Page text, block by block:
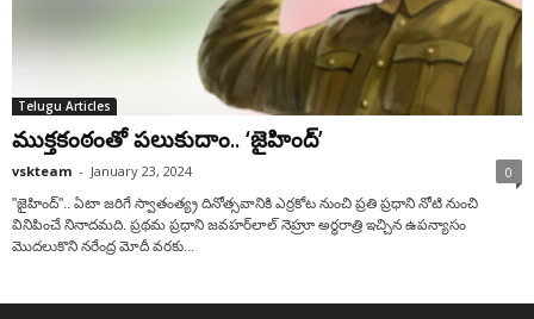
Telugu Articles
ముక్తకంఠంతో పలుకుదాం.. ‘జైహింద్‌’
vskteam - January 23, 2024 0
"జైహింద్‌".. ఏటా జరిగే స్వాతంత్య్ర దినోత్సవానికి ఎర్రకోట నుంచి ప్రతి ప్రధాని నోటి నుంచి
వినిపించే నినాదమది. ప్రథమ ప్రధాని జవహర్‌లాల్‌ నెహ్రూ అర్థరాత్రి ఇచ్చిన ఉపన్యాసం
మొదలుకొని నరేంద్ర మోదీ వరకు...